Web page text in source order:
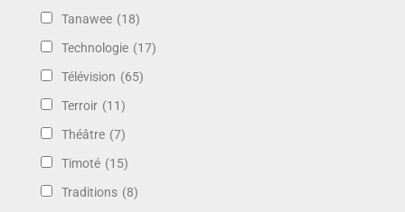
Tanawee (18)
Technologie (17)
Télévision (65)
Terroir (11)
Théâtre (7)
Timoté (15)
Traditions (8)